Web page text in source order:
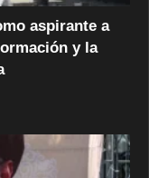
aspirante a
y la